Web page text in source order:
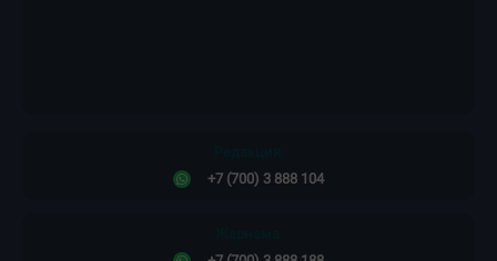
Редакция:
Жарнама: